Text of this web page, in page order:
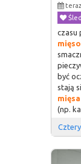
teraz
czasu
mięso
być
stają
mięsa
(np.